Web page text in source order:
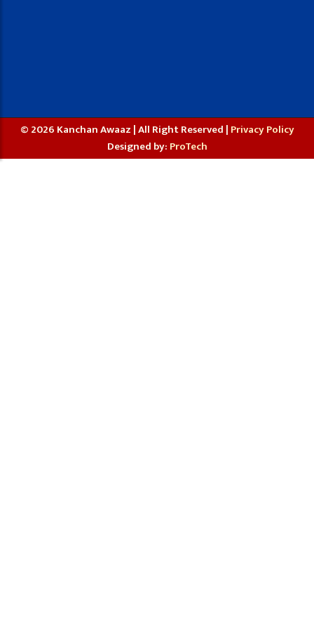
© 2026 Kanchan Awaaz | All Right Reserved | Privacy Policy
Designed by: ProTech